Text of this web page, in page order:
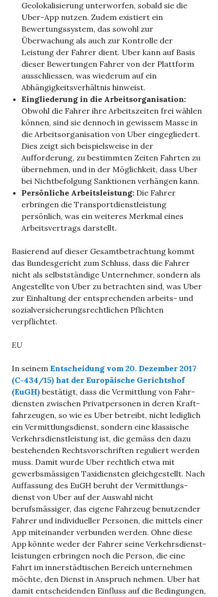
Geolokalisierung unterworfen, sobald sie die
Uber-App nutzen. Zudem existiert ein
Bewertungssystem, das sowohl zur
Überwachung als auch zur Kontrolle der
Leistung der Fahrer dient. Uber kann auf Basis
dieser Bewertungen Fahrer von der Plattform
ausschliessen, was wiederum auf ein
Abhängigkeitsverhältnis hinweist.
Eingliederung in die Arbeitsorganisation:
Obwohl die Fahrer ihre Arbeitszeiten frei wählen
können, sind sie dennoch in gewissem Masse in
die Arbeitsorganisation von Uber eingegliedert.
Dies zeigt sich beispielsweise in der
Aufforderung, zu bestimmten Zeiten Fahrten zu
übernehmen, und in der Möglichkeit, dass Uber
bei Nichtbefolgung Sanktionen verhängen kann.
Persönliche Arbeitsleistung: Die Fahrer
erbringen die Transportdienstleistung
persönlich, was ein weiteres Merkmal eines
Arbeitsvertrags darstellt.
Basierend auf dieser Gesamtbetrachtung kommt
das Bundesgericht zum Schluss, dass die Fahrer
nicht als selbstständige Unternehmer, sondern als
Angestellte von Uber zu betrachten sind, was Uber
zur Einhaltung der entsprechenden arbeits- und
sozialversicherungsrechtlichen Pflichten
verpflichtet.
EU
In sei­nem Entscheidung vom 20. Dezem­ber 2017
(C-434/​15) hat der Euro­päi­sche Gerichts­hof
(EuGH) bestä­tigt, dass die Ver­mitt­lung von Fahr­
diens­ten zwi­schen Pri­vat­per­so­nen in deren Kraft­
fahr­zeu­gen, so wie es Uber betreibt, nicht ledig­lich
ein Ver­mitt­lungs­dienst, son­dern eine klas­si­sche
Ver­kehrs­dienst­leis­tung ist, die gemäss den dazu
beste­hen­den Rechtsvorschriften regu­liert wer­den
muss. Damit wurde Uber recht­lich etwa mit
gewerbsmässigen Taxi­diens­ten gleich­ge­stellt. Nach
Auf­fas­sung des EuGH beruht der Ver­mitt­lungs­
dienst von Uber auf der Aus­wahl nicht
berufsmässiger, das eigene Fahr­zeug benut­zen­der
Fah­rer und indi­vi­du­el­ler Per­so­nen, die mit­tels einer
App mit­ein­an­der ver­bun­den wer­den. Ohne diese
App könnte weder der Fah­rer seine Ver­kehrs­dienst­
leis­tun­gen erbrin­gen noch die Per­son, die eine
Fahrt im inner­städ­ti­schen Bereich unter­neh­men
möchte, den Dienst in Anspruch neh­men. Uber hat
damit ent­schei­den­den Ein­fluss auf die Bedin­gun­gen,